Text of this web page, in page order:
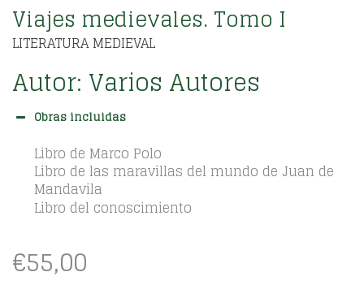
Viajes medievales. Tomo I
LITERATURA MEDIEVAL
Autor: Varios Autores
Obras incluidas
Libro de Marco Polo
Libro de las maravillas del mundo de Juan de
Mandavila
Libro del conoscimiento
€55,00